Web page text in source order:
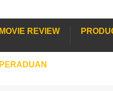
MOVIE REVIEW
PERADUAN